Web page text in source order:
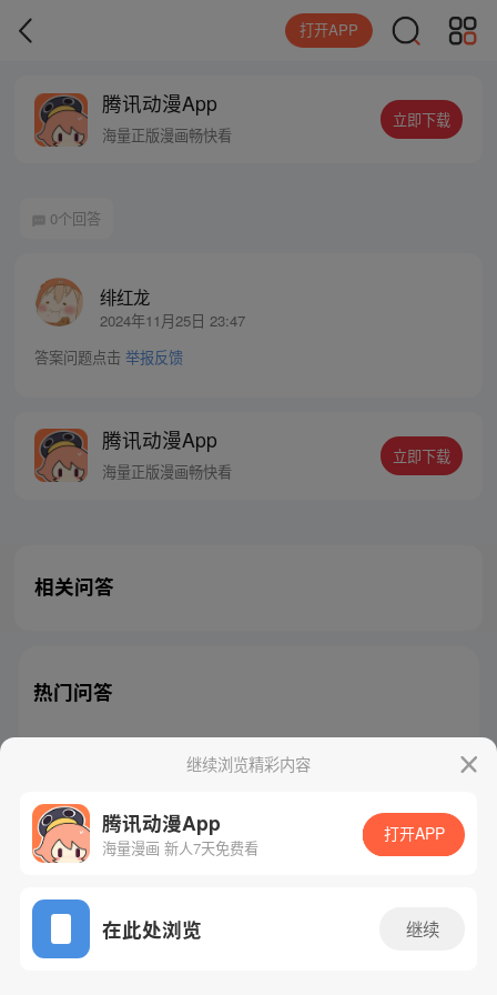
打开APP
腾讯动漫App
海量正版漫画畅快看
立即下载
0个回答
绯红龙
2024年11月25日 23:47
答案问题点击 举报反馈
腾讯动漫App
海量正版漫画畅快看
立即下载
相关问答
热门问答
继续浏览精彩内容
腾讯动漫App
海量漫画 新人7天免费看
打开APP
在此处浏览 继续
腾讯漫画 起点读书 QQ阅读
网站备案/许可证号：粤B2-20090059-5